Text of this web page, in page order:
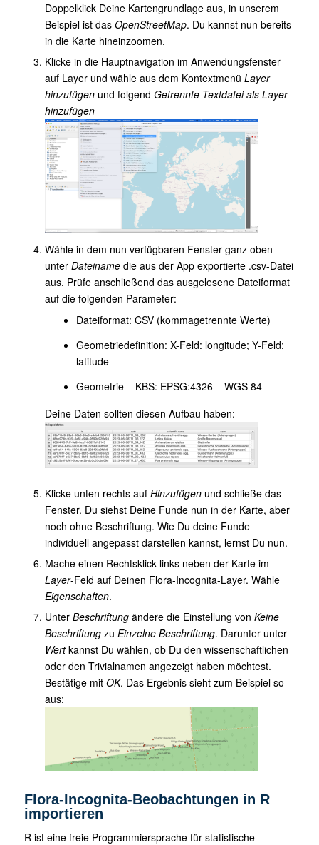
Doppelklick Deine Kartengrundlage aus, in unserem
Beispiel ist das OpenStreetMap. Du kannst nun bereits
in die Karte hineinzoomen.
Klicke in die Hauptnavigation im Anwendungsfenster
auf Layer und wähle aus dem Kontextmenü Layer
hinzufügenund folgend Getrennte Textdatei als Layer
hinzufügen
Wähle in dem nun verfügbaren Fenster ganz oben
unter Dateinamedie aus der App exportierte .csv-Datei
aus. Prüfe anschließend das ausgelesene Dateiformat
auf die folgenden Parameter:
Dateiformat: CSV (kommagetrennte Werte)
Geometriedefinition: X-Feld: longitude; Y-Feld:
latitude
Geometrie – KBS: EPSG:4326 – WGS 84
Deine Daten sollten diesen Aufbau haben:
Klicke unten rechts auf Hinzufügenund schließe das
Fenster. Du siehst Deine Funde nun in der Karte, aber
noch ohne Beschriftung. Wie Du deine Funde
individuell angepasst darstellen kannst, lernst Du nun.
Mache einen Rechtsklick links neben der Karte im
Layer-Feld auf Deinen Flora-Incognita-Layer. Wähle
Eigenschaften.
Unter Beschriftungändere die Einstellung von Keine
Beschriftungzu Einzelne Beschriftung. Darunter unter
Wertkannst Du wählen, ob Du den wissenschaftlichen
oder den Trivialnamen angezeigt haben möchtest.
Bestätige mit OK. Das Ergebnis sieht zum Beispiel so
aus:
Flora-Incognita-Beobachtungen in R
importieren
R ist eine freie Programmiersprache für statistische